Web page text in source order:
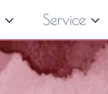
Service